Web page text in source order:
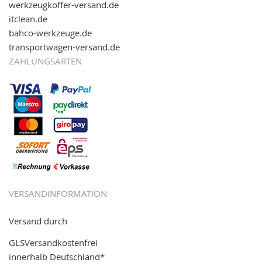
werkzeugkoffer-versand.de
itclean.de
bahco-werkzeuge.de
transportwagen-versand.de
ZAHLUNGSARTEN
VERSANDINFORMATION
Versand durch
GLSVersandkostenfrei
innerhalb Deutschland*